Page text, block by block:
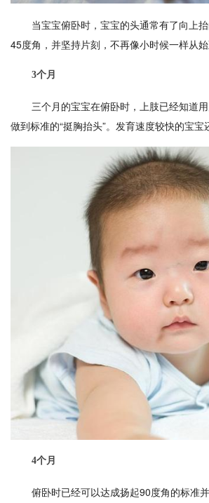
当宝宝俯卧时，宝宝的头通常有了向上
45度角，并坚持片刻，不再像小时候一样从始
3个月
三个月的宝宝在俯卧时，上肢已经知道
做到标准的“挺胸抬头”。发育速度较快的宝宝
4个月
俯卧时已经可以达成扬起90度角的标准